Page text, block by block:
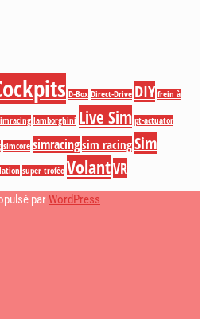
D-Box Direct-Drive DIY frein à
lamborghini Live Sim pt-actuator
simcore simracingsim racingSim
super troféo VolantVR
parWordPress